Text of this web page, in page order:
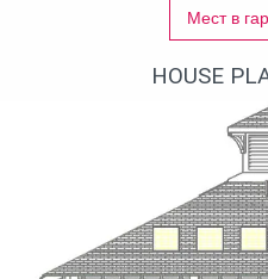
Мест в
HOUSE